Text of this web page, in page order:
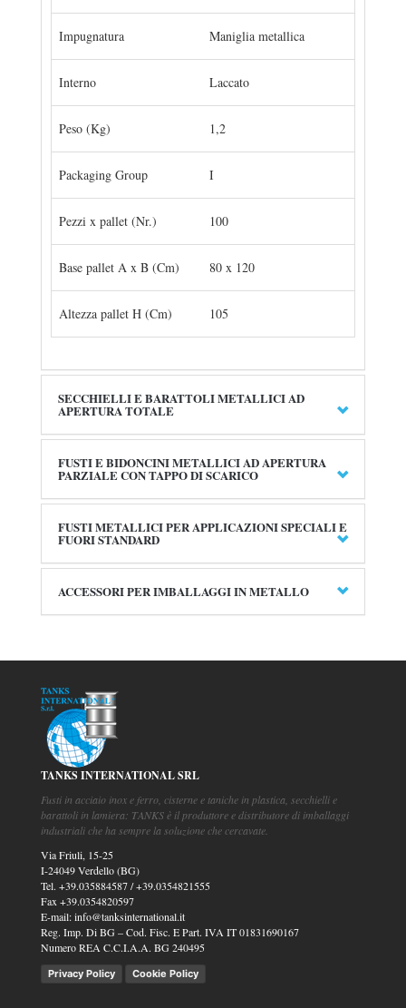
Impugnatura Maniglia metallica
Interno Laccato
Peso (Kg) 1,2
Packaging Group I
Pezzi x pallet (Nr.) 100
Base pallet A x B (Cm) 80 x 120
Altezza pallet H (Cm) 105
SECCHIELLI E BARATTOLI METALLICI AD
APERTURA TOTALE
FUSTI E BIDONCINI METALLICI AD APERTURA
PARZIALE CON TAPPO DI SCARICO
FUSTI METALLICI PER APPLICAZIONI SPECIALI E
FUORI STANDARD
ACCESSORI PER IMBALLAGGI IN METALLO
TANKS INTERNATIONAL SRL
Fusti in acciaio inox e ferro, cisterne e taniche in plastica, secchielli e
barattoli in lamiera: TANKS è il produttore e distributore di imballaggi
industriali che ha sempre la soluzione che cercavate.
Via Friuli, 15-25
I-24049 Verdello (BG)
Tel. +39.035884587/+39.0354821555
Fax+39.0354820597
E-mail:info@tanksinternational.it
Reg. Imp. Di BG – Cod. Fisc. E Part. IVA IT 01831690167
Numero REA C.C.I.A.A. BG 240495
Privacy Policy Cookie Policy